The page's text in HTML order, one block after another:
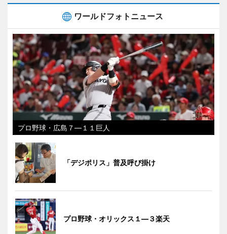
ワールドフォトニュース
プロ野球・広島７―１１巨人
「デジポリス」普及呼び掛け
プロ野球・オリックス１―３楽天